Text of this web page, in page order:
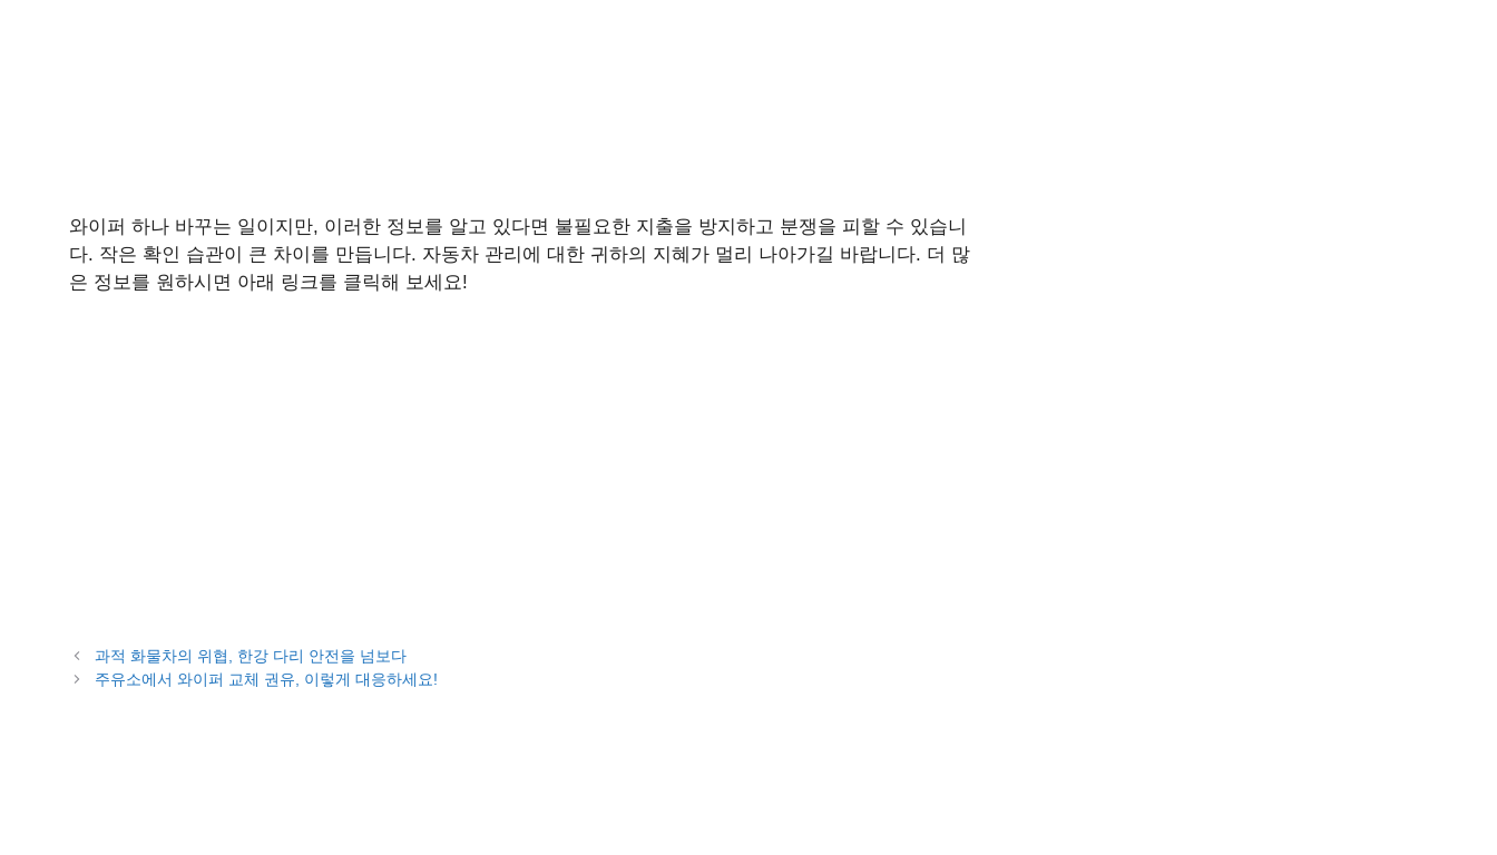
와이퍼 하나 바꾸는 일이지만, 이러한 정보를 알고 있다면 불필요한 지출을 방지하고 분쟁을 피할 수 있습니
다. 작은 확인 습관이 큰 차이를 만듭니다. 자동차 관리에 대한 귀하의 지혜가 멀리 나아가길 바랍니다. 더 많
은 정보를 원하시면 아래 링크를 클릭해 보세요!
과적 화물차의 위협, 한강 다리 안전을 넘보다
주유소에서 와이퍼 교체 권유, 이렇게 대응하세요!